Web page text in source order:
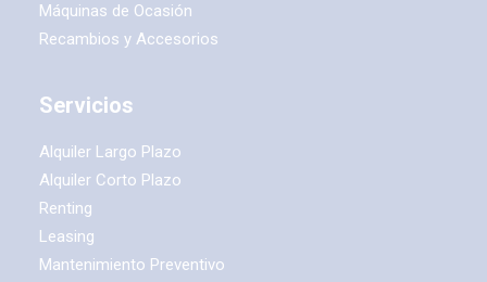
Máquinas de Ocasión
Recambios y Accesorios
Servicios
Alquiler Largo Plazo
Alquiler Corto Plazo
Renting
Leasing
Mantenimiento Preventivo